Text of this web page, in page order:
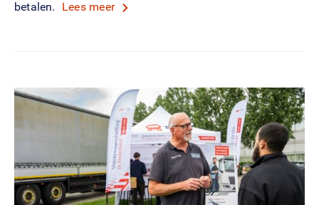
betalen. Lees meer